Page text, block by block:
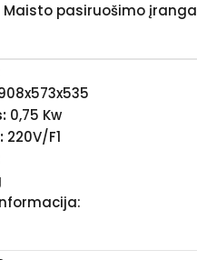
Maisto pasiruošimo įranga
0,75 Kw
220V/F1